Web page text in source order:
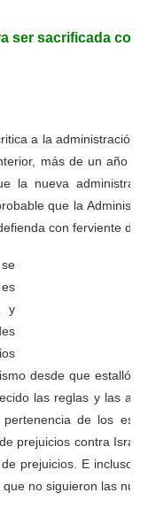
ser sacrificada
a la administración
más de un año
la nueva
que la
con ferviente
y
desde que estalló
las reglas y las
de los
prejuicios contra
prejuicios. E incluso
no siguieron las